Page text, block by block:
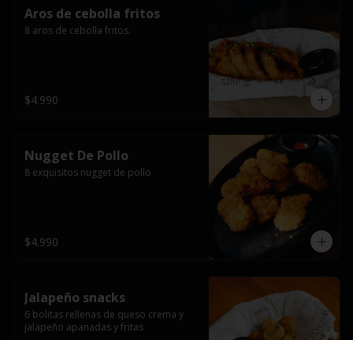
Aros de cebolla fritos
8 aros de cebolla fritos.
$4.990
Nugget De Pollo
8 exquisitos nugget de pollo
$4.990
Jalapeño snacks
6 bolitas rellenas de queso crema y
jalapeño apanadas y fritas